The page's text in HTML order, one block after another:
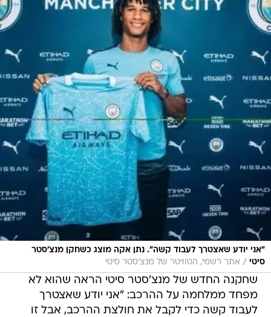
"אני יודע שאצטרך לעבוד קשה". נתן אקה מוצג כשחקן מנצ'סטר
סיטי / אתר רשמי, הטוויטר של מנצ'סטר סיטי
שחקנה החדש של מנצ'סטר סיטי הראה שהוא לא
מפחד ממלחמה על ההרכב: "אני יודע שאצטרך
לעבוד קשה כדי לקבל את חולצת ההרכב, אבל זו